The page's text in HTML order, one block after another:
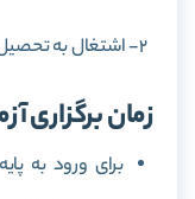
2- اشتغال به تحصیل در پایه ی مربوطه
زمان برگزاری
برای ورود به